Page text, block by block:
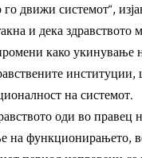
го движи системот“,
и дека здравството
како укинување
институции,
на системот.
оди во правец
на функционирањето,